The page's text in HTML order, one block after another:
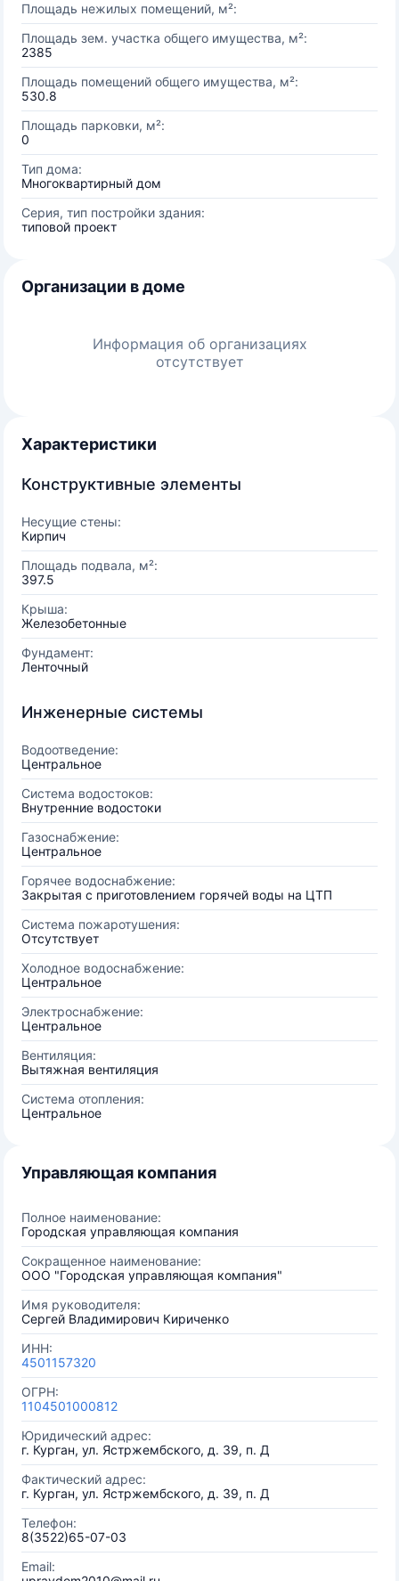
Площадь нежилых помещений, м²:
Площадь зем. участка общего имущества, м²:
2385
Площадь помещений общего имущества, м²:
530.8
Площадь парковки, м²:
0
Тип дома:
Многоквартирный дом
Серия, тип постройки здания:
типовой проект
Организации в доме
Информация об организациях
отсутствует
Характеристики
Конструктивные элементы
Несущие стены:
Кирпич
Площадь подвала, м²:
397.5
Крыша:
Железобетонные
Фундамент:
Ленточный
Инженерные системы
Водоотведение:
Центральное
Система водостоков:
Внутренние водостоки
Газоснабжение:
Центральное
Горячее водоснабжение:
Закрытая с приготовлением горячей воды на ЦТП
Система пожаротушения:
Отсутствует
Холодное водоснабжение:
Центральное
Электроснабжение:
Центральное
Вентиляция:
Вытяжная вентиляция
Система отопления:
Центральное
Управляющая компания
Полное наименование:
Городская управляющая компания
Сокращенное наименование:
ООО "Городская управляющая компания"
Имя руководителя:
Сергей Владимирович Кириченко
ИНН:
4501157320
ОГРН:
1104501000812
Юридический адрес:
г. Курган, ул. Ястржембского, д. 39, п. Д
Фактический адрес:
г. Курган, ул. Ястржембского, д. 39, п. Д
Телефон:
8(3522)65-07-03
Email: